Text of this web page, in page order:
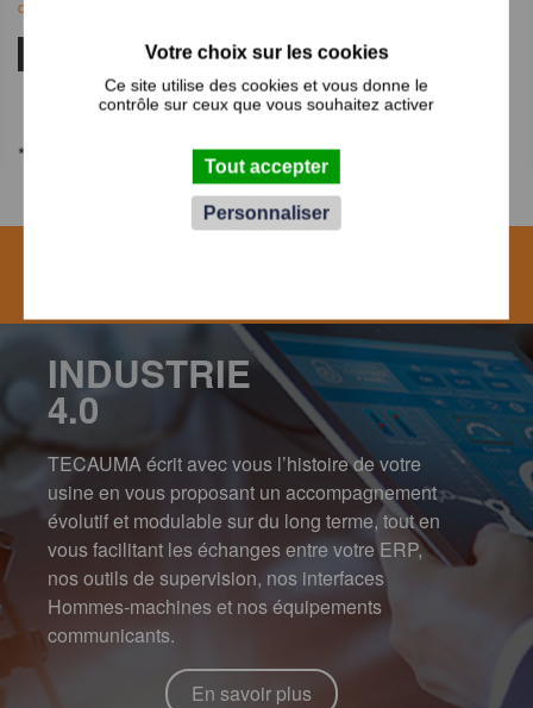
données personnelles
reCAPTCHA est désactivé. Autoriser
Valider
* Champs obligatoires
INDUSTRIE
4.0
TECAUMA écrit avec vous l’histoire de votre
usine en vous proposant un accompagnement
évolutif et modulable sur du long terme, tout en
vous facilitant les échanges entre votre ERP,
nos outils de supervision, nos interfaces
Hommes-machines et nos équipements
communicants.
En savoir plus
Ce site utilise des cookies et vous donne le
contrôle sur ceux que vous souhaitez activer
Tout accepter
Personnaliser